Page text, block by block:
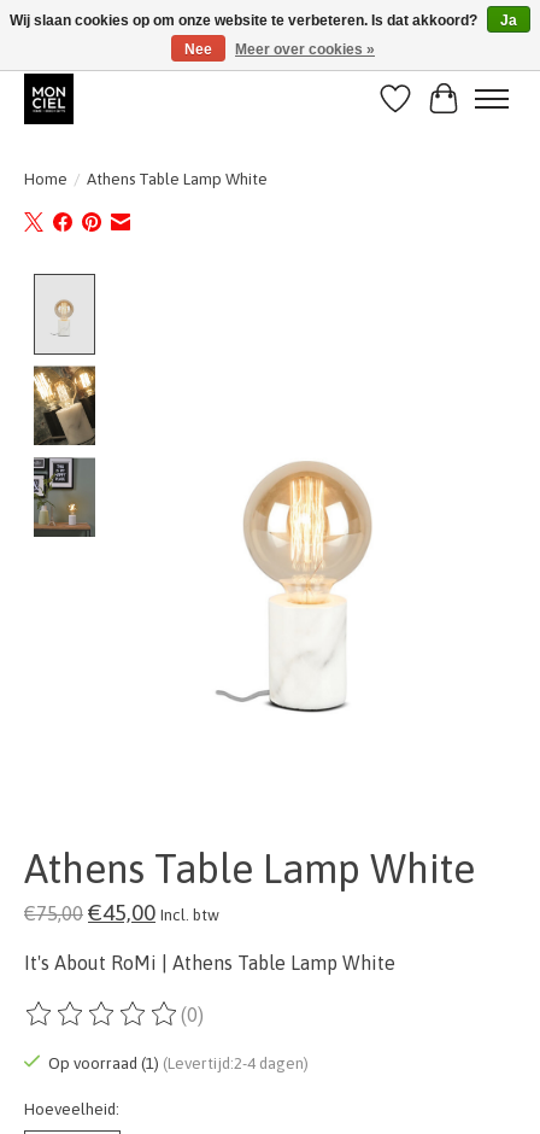
BE + NL : GRATIS VERZENDING van 31/07 t;e.m. 17/8
Verlanglijst
Home / Athens Table Lamp White
Athens Table Lamp White
€75,00 €45,00 Incl. btw
It's About RoMi | Athens Table Lamp White
De beoordeling van dit product is
(0)
Op voorraad (1) (Levertijd:2-4 dagen)
Hoeveelheid:
Wij slaan cookies op om onze website te verbeteren. Is dat akkoord?
Ja
Nee
Meer over cookies »